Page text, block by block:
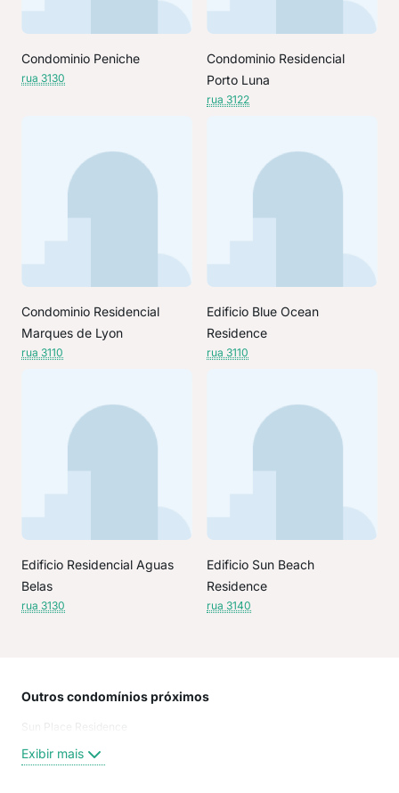
Condominio Peniche
rua 3130
Condominio Residencial
Porto Luna
rua 3122
Condominio Residencial
Marques de Lyon
rua 3110
Edificio Blue Ocean
Residence
rua 3110
Edificio Residencial Aguas
Belas
rua 3130
Edificio Sun Beach
Residence
rua 3140
Outros condomínios próximos
Sun Place Residence
Exibir mais